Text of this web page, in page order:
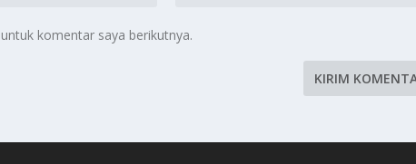
komentar saya berikutnya.